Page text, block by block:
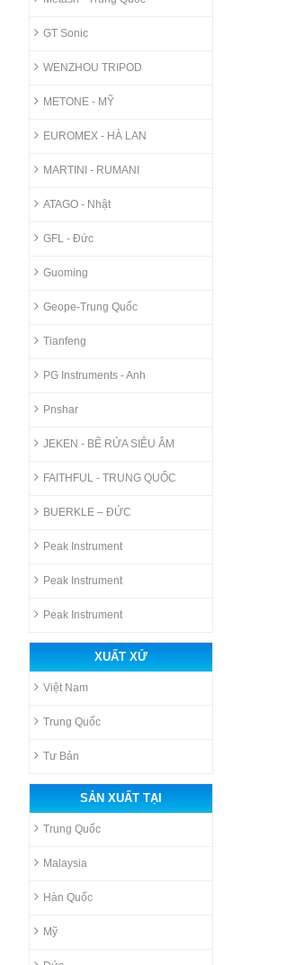
GT Sonic
WENZHOU TRIPOD
METONE - MỸ
EUROMEX - HÀ LAN
MARTINI - RUMANI
ATAGO - Nhật
GFL - Đức
Guoming
Geope-Trung Quốc
Tianfeng
PG Instruments - Anh
Pnshar
JEKEN - BỂ RỬA SIÊU ÂM
FAITHFUL - TRUNG QUỐC
BUERKLE – ĐỨC
Peak Instrument
Peak Instrument
Peak Instrument
XUẤT XỨ
Việt Nam
Trung Quốc
Tư Bản
SẢN XUẤT TẠI
Trung Quốc
Malaysia
Hàn Quốc
Mỹ